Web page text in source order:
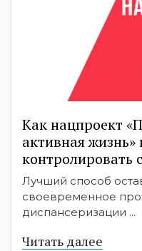
Как нацпроект
активная
контролировать
Лучший способ
своевременное
диспансеризации ...
Читать далее